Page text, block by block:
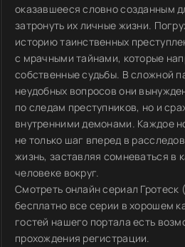
оказавшееся словно созданным
затронуть их личные жизни.
историю таинственных
с мрачными тайнами, которые
собственные судьбы. В сложной
неудобных вопросов они
по следам преступников, но и
внутренними демонами. Каждое
не только шаг вперед в
жизнь, заставляя сомневаться в
человеке вокруг.
Смотреть онлайн сериал Гротеск
бесплатно все серии в хорошем
гостей нашего портала есть
прохождения регистрации.